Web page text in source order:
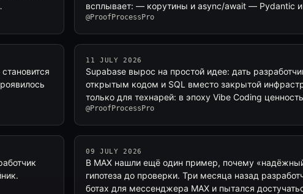
всплывает: — корутины и async/await — Pydantic
@ProofProcessPro
11 JULY 2026
Supabase вырос на простой идее: дать
открытым кодом и SQL вместо закрытой
только для технарей: в эпоху Vibe Coding
@ProofProcessPro
09 JULY 2026
В MAX нашли ещё один пример, почему
гипотеза до проверки. Три месяца назад
ботах для мессенджера MAX и пытался